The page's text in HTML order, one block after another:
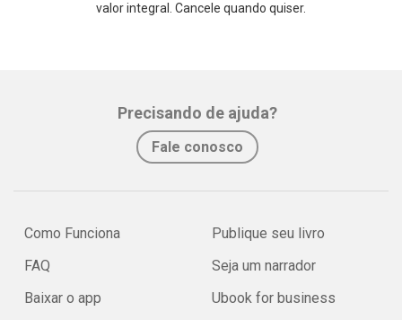
valor integral. Cancele quando quiser.
Precisando de ajuda?
Fale conosco
Como Funciona
FAQ
Baixar o app
Publique seu livro
Seja um narrador
Ubook for business